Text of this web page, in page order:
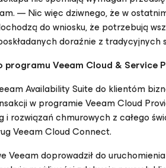
— Nic więc dziwnego, że w
do wniosku, że potrzebują
doraźnie z tradycyjnych
Veeam Cloud & Service
Availability Suite do klientóm
w programie Veeam Cloud
rozwiązań chmurowych z całego
Veeam Cloud Connect.
Veeam doprowadził do uruchomienia